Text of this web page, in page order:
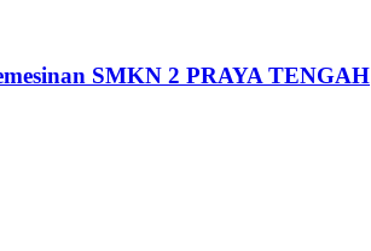
SMKN 2 PRAYA TENGAH